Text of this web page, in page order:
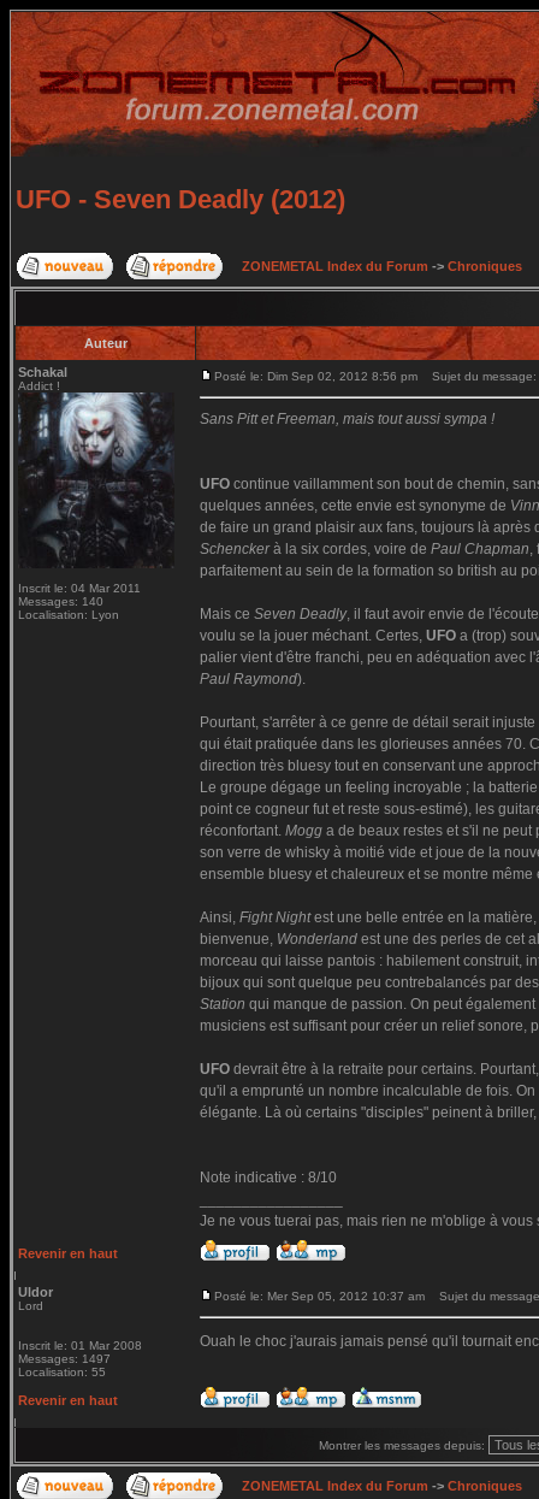
UFO - Seven Deadly (2012)
ZONEMETAL Index du Forum -> Chroniques
Auteur
Schakal
Addict !
Inscrit le: 04 Mar 2011
Messages: 140
Localisation: Lyon
Posté le: Dim Sep 02, 2012 8:56 pm Sujet du message:
Sans Pitt et Freeman, mais tout aussi sympa !
UFO continue vaillamment son bout de chemin,
quelques années, cette envie est synonyme de
de faire un grand plaisir aux fans, toujours là
Schenckerà la six cordes, voire de Paul Chapman,
parfaitement au sein de la formation so british au
Mais ce Seven Deadly, il faut avoir envie de
voulu se la jouer méchant. Certes, UFO a (trop)
palier vient d'être franchi, peu en adéquation avec
Paul Raymond).
Pourtant, s'arrêter à ce genre de détail serait
qui était pratiquée dans les glorieuses années 70.
direction très bluesy tout en conservant une
Le groupe dégage un feeling incroyable ; la
point ce cogneur fut et reste sous-estimé), les
réconfortant. Mogg a de beaux restes et s'il ne
son verre de whisky à moitié vide et joue de la
ensemble bluesy et chaleureux et se montre
Ainsi, Fight Nightest une belle entrée en la
bienvenue, Wonderland est une des perles de cet
morceau qui laisse pantois : habilement construit,
bijoux qui sont quelque peu contrebalancés par
Station qui manque de passion. On peut
musiciens est suffisant pour créer un relief
UFO devrait être à la retraite pour certains.
qu'il a emprunté un nombre incalculable de fois.
élégante. Là où certains "disciples" peinent à
Note indicative : 8/10
Je ne vous tuerai pas, mais rien ne m'oblige à vous
Revenir en haut
Uldor
Lord
Inscrit le: 01 Mar 2008
Messages: 1497
Localisation: 55
Posté le: Mer Sep 05, 2012 10:37 am Sujet du
Ouah le choc j'aurais jamais pensé qu'il tournait
Revenir en haut
Montrer les messages depuis:
ZONEMETAL Index du Forum -> Chroniques